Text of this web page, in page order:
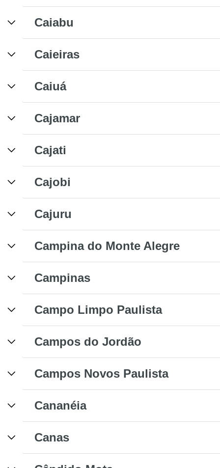
Caiabu
Caieiras
Caiuá
Cajamar
Cajati
Cajobi
Cajuru
Campina do Monte Alegre
Campinas
Campo Limpo Paulista
Campos do Jordão
Campos Novos Paulista
Cananéia
Canas